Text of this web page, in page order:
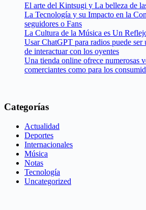
El arte del Kintsugi y La belleza de
La Tecnología y su Impacto en la
seguidores o Fans
La Cultura de la Música es Un
Usar ChatGPT para radios puede ser
de interactuar con los oyentes
Una tienda online ofrece numerosas
comerciantes como para los
Categorías
Actualidad
Deportes
Internacionales
Música
Notas
Tecnología
Uncategorized